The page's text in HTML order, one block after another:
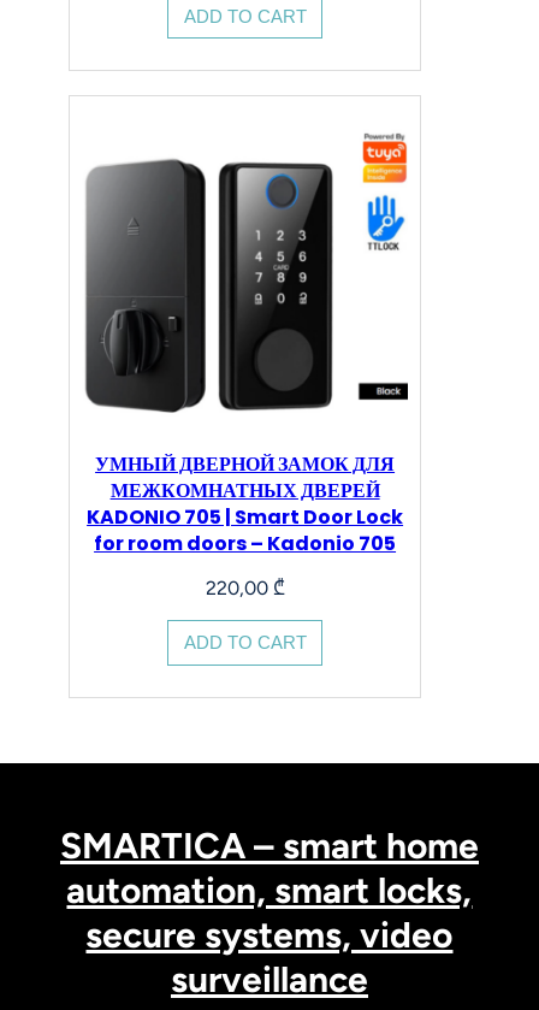
ADD TO CART
УМНЫЙ ДВЕРНОЙ ЗАМОК ДЛЯ
МЕЖКОМНАТНЫХ ДВЕРЕЙ
KADONIO 705 | Smart Door Lock
for room doors – Kadonio 705
220,00 ₾
ADD TO CART
SMARTICA – smart home
automation, smart locks,
secure systems, video
surveillance